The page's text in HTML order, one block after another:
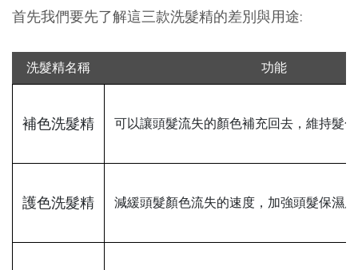
首先我們要先了解這三款洗髮精的差別與用途:
洗髮精名稱 功能
補色洗髮精 可以讓頭髮流失的顏色補充回去，維持髮
護色洗髮精 減緩頭髮顏色流失的速度，加強頭髮保濕